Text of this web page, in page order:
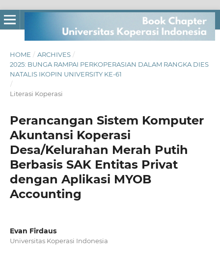
HOME / ARCHIVES /
2025: BUNGA RAMPAI PERKOPERASIAN DALAM RANGKA DIES
NATALIS IKOPIN UNIVERSITY KE-61
/
Literasi Koperasi
Perancangan Sistem Komputer
Akuntansi Koperasi
Desa/Kelurahan Merah Putih
Berbasis SAK Entitas Privat
dengan Aplikasi MYOB
Accounting
Evan Firdaus
Universitas Koperasi Indonesia